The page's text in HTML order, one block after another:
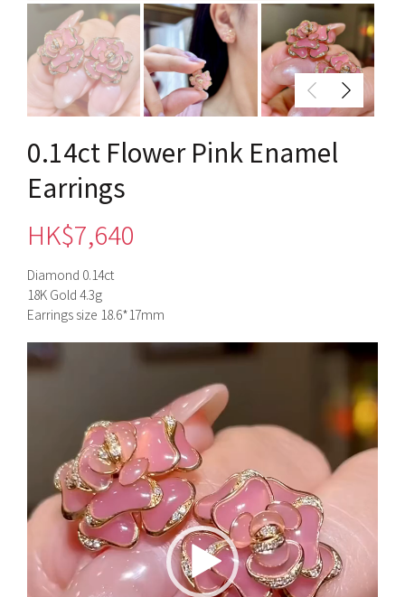
0.14ct Flower Pink Enamel
Earrings
HK$7,640
Diamond 0.14ct
18K Gold 4.3g
Earrings size 18.6*17mm
視
訊